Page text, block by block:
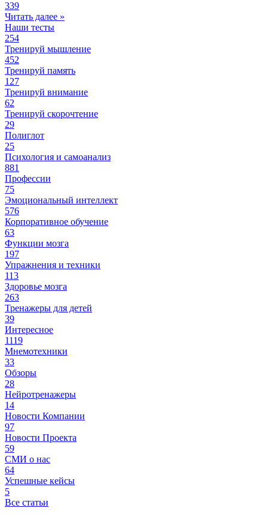
339
Читать далее »
Наши тесты
254
Тренируй мышление
452
Тренируй память
127
Тренируй внимание
62
Тренируй скорочтение
29
Полиглот
25
Психология и самоанализ
881
Профессии
75
Эмоциональный интеллект
576
Корпоративное обучение
63
Функции мозга
197
Упражнения и техники
113
Здоровье мозга
263
Тренажеры для детей
39
Интересное
1119
Мнемотехники
33
Обзоры
28
Нейротренажеры
14
Новости Компании
97
Новости Проекта
59
СМИ о нас
64
Успешные кейсы
5
Все статьи